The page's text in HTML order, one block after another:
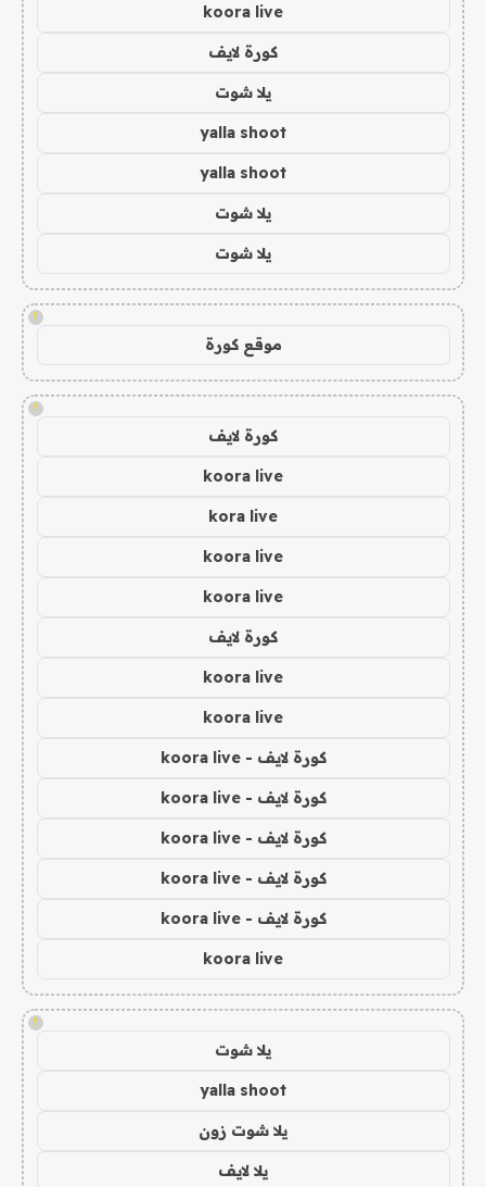
koora live
كورة لايف
يلا شوت
yalla shoot
yalla shoot
يلا شوت
يلا شوت
!
موقع كورة
!
كورة لايف
koora live
kora live
koora live
koora live
كورة لايف
koora live
koora live
كورة لايف - koora live
كورة لايف - koora live
كورة لايف - koora live
كورة لايف - koora live
كورة لايف - koora live
koora live
!
يلا شوت
yalla shoot
يلا شوت زون
يلا لايف